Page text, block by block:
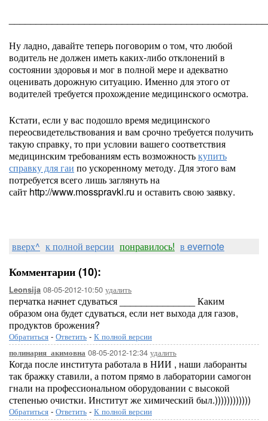
Ну ладно, давайте теперь поговорим о том, что любой
водитель не должен иметь каких-либо отклонений в
состоянии здоровья и мог в полной мере и адекватно
оценивать дорожную ситуацию. Именно для этого от
водителей требуется прохождение медицинского осмотра.
Кстати, если у вас подошло время медицинского
переосвидетельствования и вам срочно требуется получить
такую справку, то при условии вашего соответствия
медицинским требованиям есть возможностькупить
справку для гаи по ускоренному методу. Для этого вам
потребуется всего лишь заглянуть на
сайт http://www.mosspravki.ru и оставить свою заявку.
вверх^ к полной версии понравилось! в evernote
Комментарии (10):
Leonsija 08-05-2012-10:50 удалить
перчатка начнет сдуваться ______________ Каким
образом она будет сдуваться, если нет выхода для газов,
продуктов брожения?
Обратиться - Ответить - К полной версии
полинария_акимовна 08-05-2012-12:34 удалить
Когда после института работала в НИИ , наши лаборанты
так бражку ставили, а потом прямо в лаборатории самогон
гнали на профессиональном оборудовании с высокой
степенью очистки. Институт же химический был.))))))))))))
Обратиться - Ответить - К полной версии